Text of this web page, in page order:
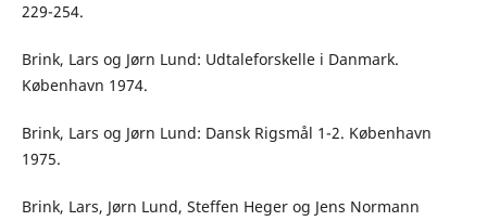
229-254.
Brink, Lars og Jørn Lund: Udtaleforskelle i Danmark.
København 1974.
Brink, Lars og Jørn Lund: Dansk Rigsmål 1-2. København
1975.
Brink, Lars, Jørn Lund, Steffen Heger og Jens Normann